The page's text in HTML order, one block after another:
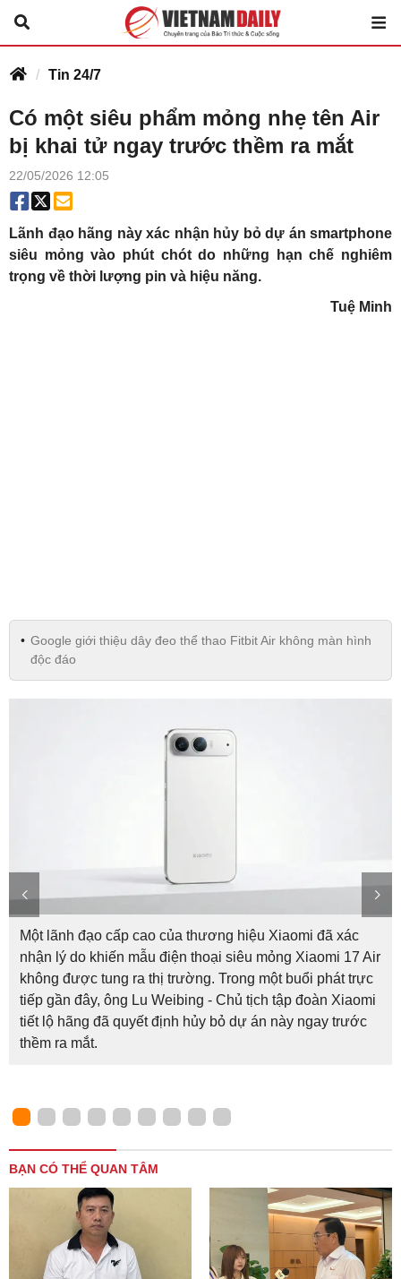
Tin 24/7
Có một siêu phẩm mỏng nhẹ tên Air
bị khai tử ngay trước thềm ra mắt
22/05/2026 12:05
Lãnh đạo hãng này xác nhận hủy bỏ dự án smartphone
siêu mỏng vào phút chót do những hạn chế nghiêm
trọng về thời lượng pin và hiệu năng.
Tuệ Minh
Google giới thiệu dây đeo thể thao Fitbit Air không màn hình
độc đáo
Một lãnh đạo cấp cao của thương hiệu Xiaomi đã xác
nhận lý do khiến mẫu điện thoại siêu mỏng Xiaomi 17 Air
không được tung ra thị trường. Trong một buổi phát trực
tiếp gần đây, ông Lu Weibing - Chủ tịch tập đoàn Xiaomi
tiết lộ hãng đã quyết định hủy bỏ dự án này ngay trước
thềm ra mắt.
BẠN CÓ THỂ QUAN TÂM